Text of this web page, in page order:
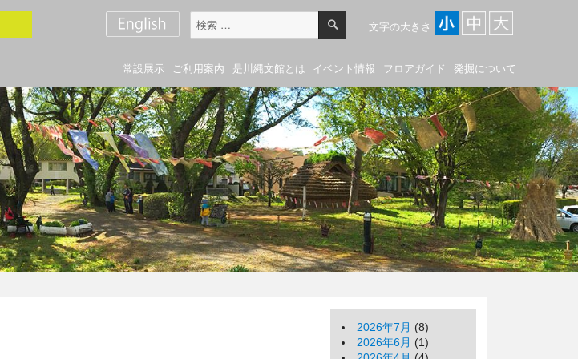
文字の大きさ
検
索
象:
検
発掘について
フロアガイド
イベント情報
是川縄文館とは
ご利用案内
常設展示
2026年7月 (8)
2026年6月 (1)